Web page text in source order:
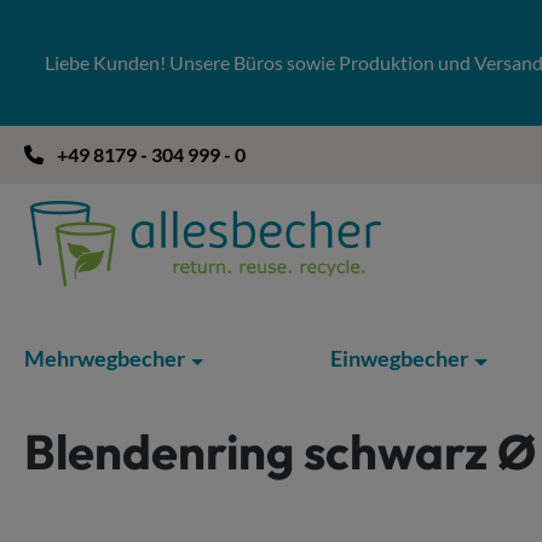
Liebe Kunden! Unsere Büros sowie Produktion und
+49 8179 - 304 999 - 0
Mehrwegbecher Einwegbecher
Blendenring schwarz Ø